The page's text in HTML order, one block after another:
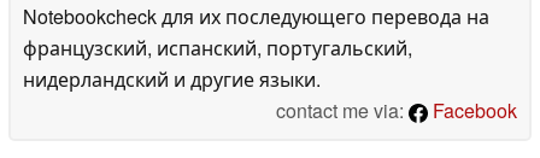
Notebookcheck для их последующего перевода на
французский, испанский, португальский,
нидерландский и другие языки.
contact me via:
Facebook